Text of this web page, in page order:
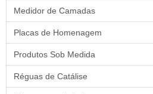
Medidor de Camadas
Placas de Homenagem
Produtos Sob Medida
Réguas de Catálise